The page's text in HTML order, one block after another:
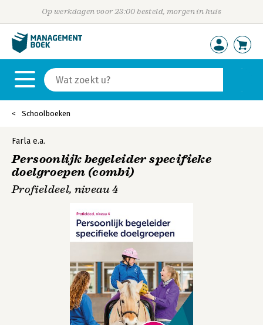
Op werkdagen voor 23:00 besteld, morgen in huis
Schoolboeken
Farla e.a.
Persoonlijk begeleider specifieke
doelgroepen (combi)
Profieldeel, niveau 4